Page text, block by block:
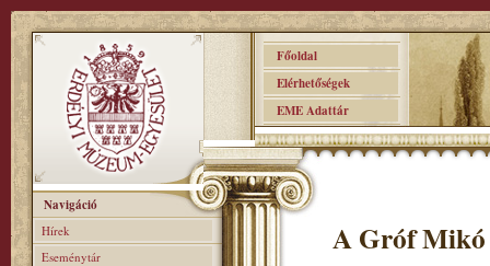
Főoldal
Elérhetőségek
EME Adattár
Navigáció
Hírek
Eseménytár
A Gróf